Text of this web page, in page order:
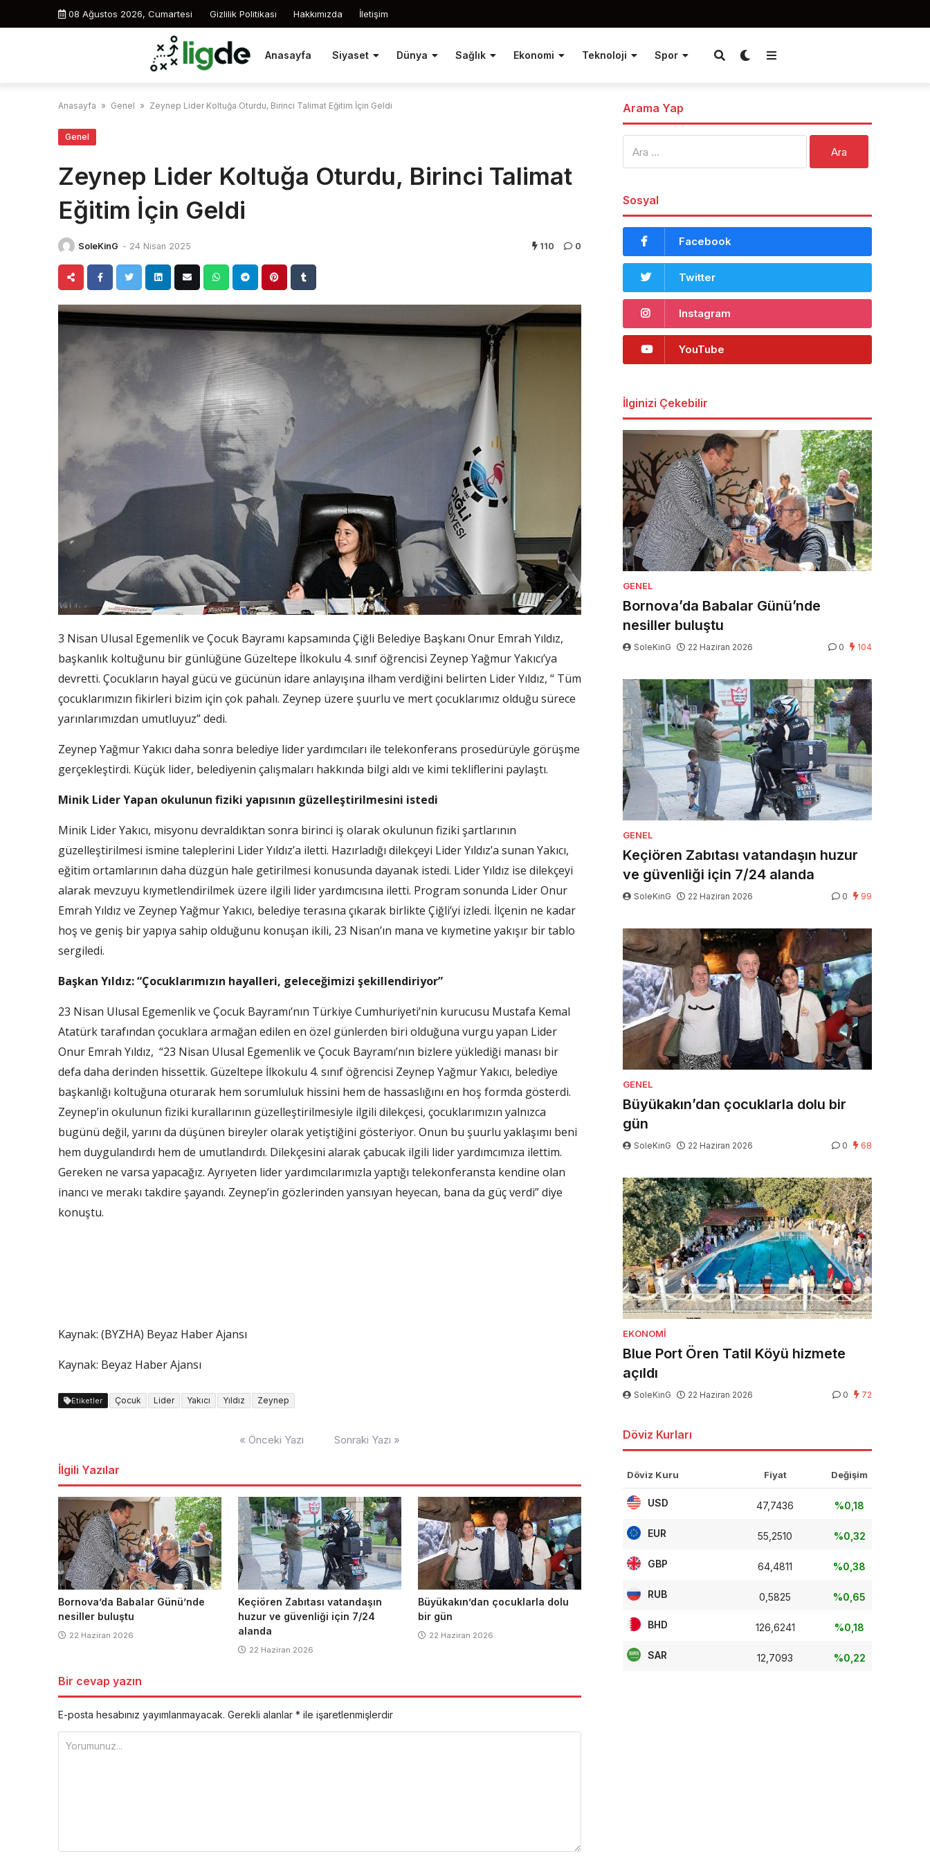
08 Ağustos 2026, Cumartesi Gizlilik Politikası Hakkımızda İletişim
Anasayfa Siyaset Dünya Sağlık Ekonomi Teknoloji Spor
Anasayfa » Genel » Zeynep Lider Koltuğa Oturdu, Birinci Talimat Eğitim İçin Geldi
Genel
Zeynep Lider Koltuğa Oturdu, Birinci Talimat
Eğitim İçin Geldi
SoleKinG - 24 Nisan 2025 110 0
3 Nisan Ulusal Egemenlik ve Çocuk Bayramı kapsamında Çiğli Belediye Başkanı Onur Emrah Yıldız,
başkanlık koltuğunu bir günlüğüne Güzeltepe İlkokulu 4. sınıf öğrencisi Zeynep Yağmur Yakıcı’ya
devretti. Çocukların hayal gücü ve gücünün idare anlayışına ilham verdiğini belirten Lider Yıldız, “ Tüm
çocuklarımızın fikirleri bizim için çok pahalı. Zeynep üzere şuurlu ve mert çocuklarımız olduğu sürece
yarınlarımızdan umutluyuz” dedi.
Zeynep Yağmur Yakıcı daha sonra belediye lider yardımcıları ile telekonferans prosedürüyle görüşme
gerçekleştirdi. Küçük lider, belediyenin çalışmaları hakkında bilgi aldı ve kimi tekliflerini paylaştı.
Minik Lider Yapan okulunun fiziki yapısının güzelleştirilmesini istedi
Minik Lider Yakıcı, misyonu devraldıktan sonra birinci iş olarak okulunun fiziki şartlarının
güzelleştirilmesi ismine taleplerini Lider Yıldız’a iletti. Hazırladığı dilekçeyi Lider Yıldız’a sunan Yakıcı,
eğitim ortamlarının daha düzgün hale getirilmesi konusunda dayanak istedi. Lider Yıldız ise dilekçeyi
alarak mevzuyu kıymetlendirilmek üzere ilgili lider yardımcısına iletti. Program sonunda Lider Onur
Emrah Yıldız ve Zeynep Yağmur Yakıcı, belediye terasına çıkarak birlikte Çiğli’yi izledi. İlçenin ne kadar
hoş ve geniş bir yapıya sahip olduğunu konuşan ikili, 23 Nisan’ın mana ve kıymetine yakışır bir tablo
sergiledi.
Başkan Yıldız: “Çocuklarımızın hayalleri, geleceğimizi şekillendiriyor”
23 Nisan Ulusal Egemenlik ve Çocuk Bayramı’nın Türkiye Cumhuriyeti’nin kurucusu Mustafa Kemal
Atatürk tarafından çocuklara armağan edilen en özel günlerden biri olduğuna vurgu yapan Lider
Onur Emrah Yıldız, “23 Nisan Ulusal Egemenlik ve Çocuk Bayramı’nın bizlere yüklediği manası bir
defa daha derinden hissettik. Güzeltepe İlkokulu 4. sınıf öğrencisi Zeynep Yağmur Yakıcı, belediye
başkanlığı koltuğuna oturarak hem sorumluluk hissini hem de hassaslığını en hoş formda gösterdi.
Zeynep’in okulunun fiziki kurallarının güzelleştirilmesiyle ilgili dilekçesi, çocuklarımızın yalnızca
bugünü değil, yarını da düşünen bireyler olarak yetiştiğini gösteriyor. Onun bu şuurlu yaklaşımı beni
hem duygulandırdı hem de umutlandırdı. Dilekçesini alarak çabucak ilgili lider yardımcımıza ilettim.
Gereken ne varsa yapacağız. Ayrıyeten lider yardımcılarımızla yaptığı telekonferansta kendine olan
inancı ve merakı takdire şayandı. Zeynep’in gözlerinden yansıyan heyecan, bana da güç verdi” diye
konuştu.
Kaynak: (BYZHA) Beyaz Haber Ajansı
Kaynak: Beyaz Haber Ajansı
Etiketler Çocuk Lider Yakıcı Yıldız Zeynep
« Önceki Yazı Sonraki Yazı »
İlgili Yazılar
Bornova’da Babalar Günü’nde
nesiller buluştu
22 Haziran 2026
Keçiören Zabıtası vatandaşın
huzur ve güvenliği için 7/24
alanda
22 Haziran 2026
Büyükakın’dan çocuklarla dolu
bir gün
22 Haziran 2026
Bir cevap yazın
E-posta hesabınız yayımlanmayacak. Gerekli alanlar * ile işaretlenmişlerdir
Arama Yap
Sosyal
Facebook
Twitter
Instagram
YouTube
İlginizi Çekebilir
GENEL
Bornova’da Babalar Günü’nde
nesiller buluştu
SoleKinG 22 Haziran 2026 0 104
GENEL
Keçiören Zabıtası vatandaşın huzur
ve güvenliği için 7/24 alanda
SoleKinG 22 Haziran 2026 0 99
GENEL
Büyükakın’dan çocuklarla dolu bir
gün
SoleKinG 22 Haziran 2026 0 68
EKONOMI
Blue Port Ören Tatil Köyü hizmete
açıldı
SoleKinG 22 Haziran 2026 0 72
Döviz Kurları
Döviz Kuru Fiyat Değişim
USD 47,7436 %0,18
EUR 55,2510 %0,32
GBP 64,4811 %0,38
RUB 0,5825 %0,65
BHD 126,6241 %0,18
SAR 12,7093 %0,22